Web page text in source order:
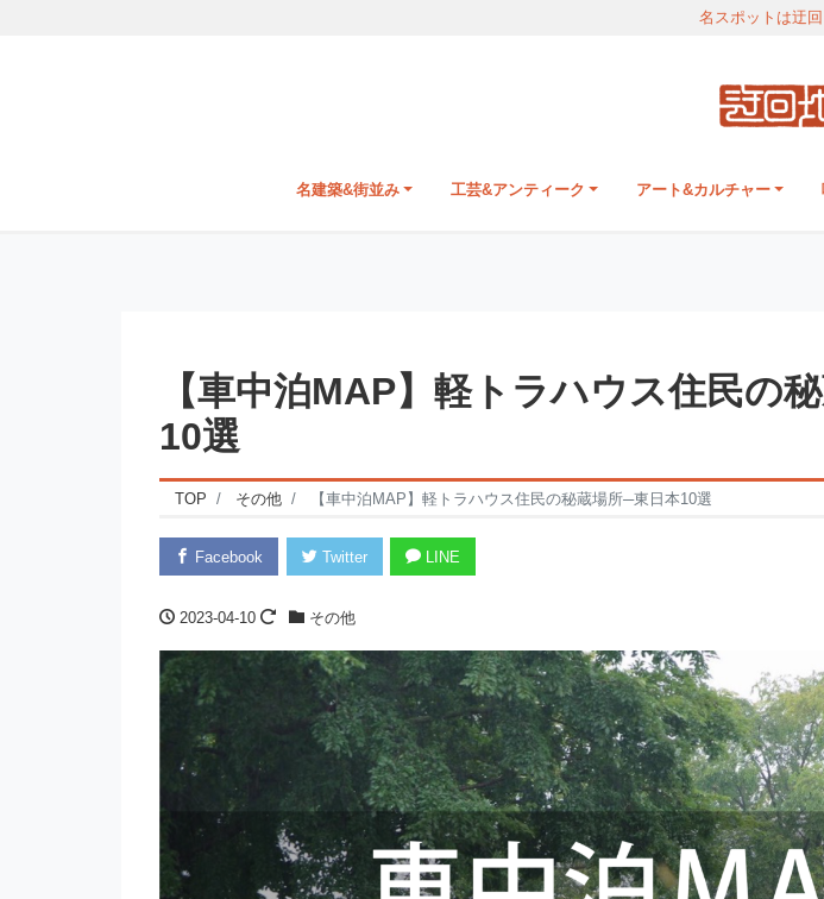
名スポットは迂回
名建築&街並み 工芸&アンティーク アート&カルチャー
【車中泊MAP】軽トラハウス住民の
10選
TOP その他 【車中泊MAP】軽トラハウス住民の秘蔵場所─東日本10選
Facebook Twitter LINE
2023-04-10 その他